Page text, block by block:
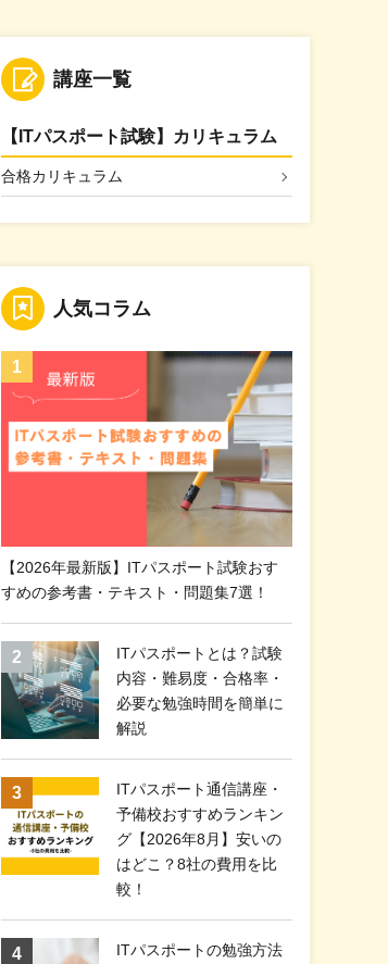
講座一覧
【ITパスポート試験】カリキュラム
合格カリキュラム
人気コラム
【2026年最新版】ITパスポート試験おす
すめの参考書・テキスト・問題集7選！
ITパスポートとは？試験
内容・難易度・合格率・
必要な勉強時間を簡単に
解説
ITパスポート通信講座・
予備校おすすめランキン
グ【2026年8月】安いの
はどこ？8社の費用を比
較！
ITパスポートの勉強方法